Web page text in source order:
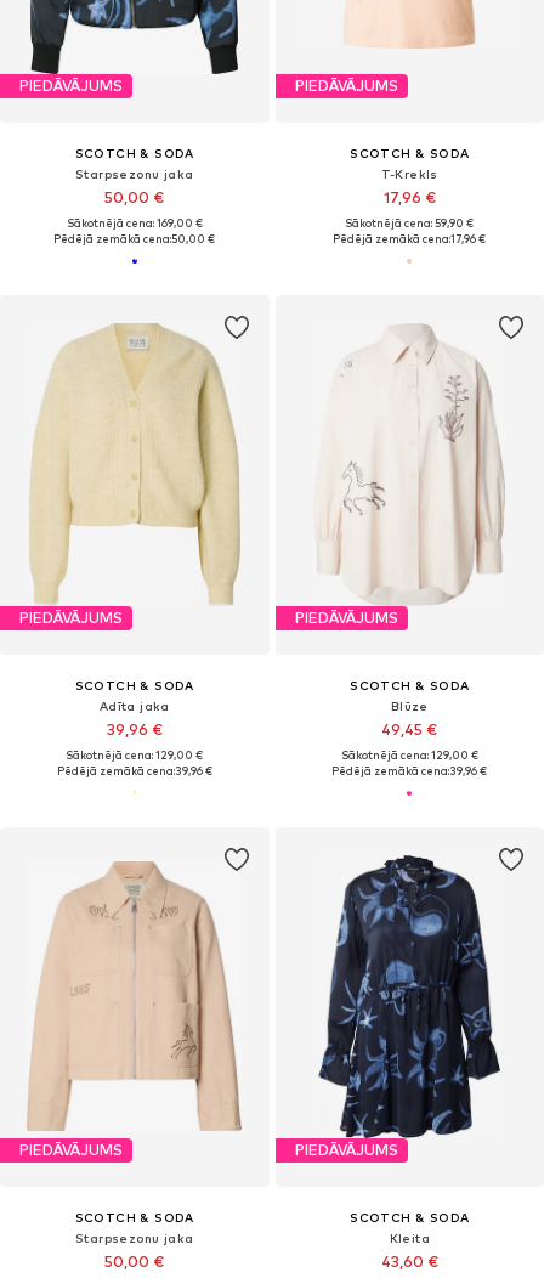
PIEDĀVĀJUMS
SCOTCH & SODA
Starpsezonu jaka
50,00 €
Sākotnējā cena: 169,00 €
Pēdējā zemākā cena:50,00 €
PIEDĀVĀJUMS
SCOTCH & SODA
T-Krekls
17,96 €
Sākotnējā cena: 59,90 €
Pēdējā zemākā cena:17,96 €
PIEDĀVĀJUMS
SCOTCH & SODA
Adīta jaka
39,96 €
Sākotnējā cena: 129,00 €
Pēdējā zemākā cena:39,96 €
PIEDĀVĀJUMS
SCOTCH & SODA
Blūze
49,45 €
Sākotnējā cena: 129,00 €
Pēdējā zemākā cena:39,96 €
PIEDĀVĀJUMS
SCOTCH & SODA
Starpsezonu jaka
50,00 €
PIEDĀVĀJUMS
SCOTCH & SODA
Kleita
43,60 €